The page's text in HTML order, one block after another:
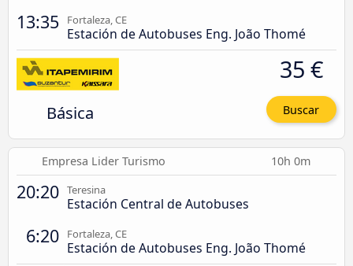
13:35 Fortaleza, CE
Estación de Autobuses Eng. João Thomé
Básica
35 €
Buscar
Empresa Lider Turismo 10h 0m
20:20 Teresina
Estación Central de Autobuses
6:20 Fortaleza, CE
Estación de Autobuses Eng. João Thomé